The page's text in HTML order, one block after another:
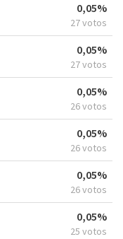
0,05%
27 votos
0,05%
27 votos
0,05%
26 votos
0,05%
26 votos
0,05%
26 votos
0,05%
25 votos